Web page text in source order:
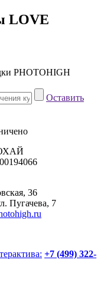
LOVE
PHOTOHIGH
Оставить
36
Пугачева, 7
+7 (499) 322-